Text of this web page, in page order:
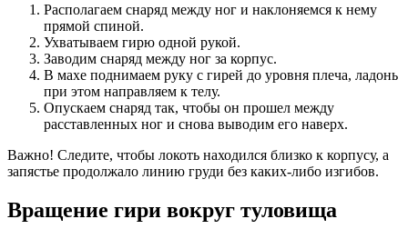
Располагаем снаряд между ног и наклоняемся к нему
прямой спиной.
Ухватываем гирю одной рукой.
Заводим снаряд между ног за корпус.
В махе поднимаем руку с гирей до уровня плеча, ладонь
при этом направляем к телу.
Опускаем снаряд так, чтобы он прошел между
расставленных ног и снова выводим его наверх.
Важно! Следите, чтобы локоть находился близко к корпусу, а
запястье продолжало линию груди без каких-либо изгибов.
Вращение гири вокруг туловища